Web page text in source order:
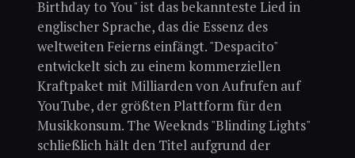
Birthday to You" ist das bekannteste Lied in
englischer Sprache, das die Essenz des
weltweiten Feierns einfängt. "Despacito"
entwickelt sich zu einem kommerziellen
Kraftpaket mit Milliarden von Aufrufen auf
YouTube, der größten Plattform für den
Musikkonsum. The Weeknds "Blinding Lights"
schließlich hält den Titel aufgrund der